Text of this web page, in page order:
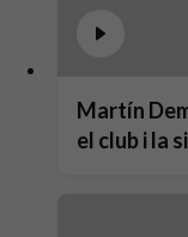
Martín
el club i la